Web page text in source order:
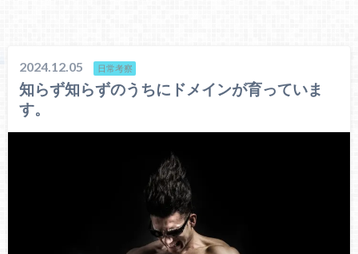
2024.12.05 日常考察
知らず知らずのうちにドメインが育っていま
す。